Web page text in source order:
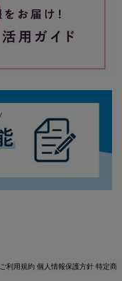
ご利用規約 個人情報保護方針 特定商